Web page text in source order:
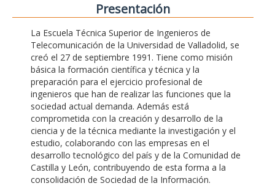
Presentación
La Escuela Técnica Superior de Ingenieros de
Telecomunicación de la Universidad de Valladolid, se
creó el 27 de septiembre 1991. Tiene como misión
básica la formación científica y técnica y la
preparación para el ejercicio profesional de
ingenieros que han de realizar las funciones que la
sociedad actual demanda. Además está
comprometida con la creación y desarrollo de la
ciencia y de la técnica mediante la investigación y el
estudio, colaborando con las empresas en el
desarrollo tecnológico del país y de la Comunidad de
Castilla y León, contribuyendo de esta forma a la
consolidación de Sociedad de la Información.